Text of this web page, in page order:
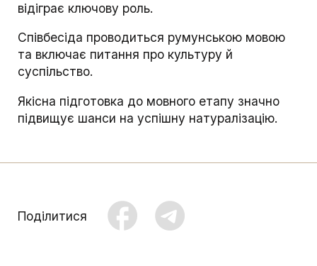
відіграє ключову роль.
Співбесіда проводиться румунською мовою
та включає питання про культуру й
суспільство.
Якісна підготовка до мовного етапу значно
підвищує шанси на успішну натуралізацію.
Поділитися